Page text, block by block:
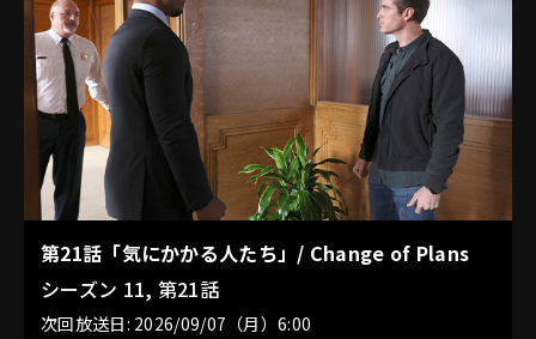
第21話「気にかかる人たち」/ Change of Plans
シーズン 11, 第21話
次回放送日: 2026/09/07（月）6:00